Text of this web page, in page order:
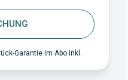
Garantie im Abo inkl.